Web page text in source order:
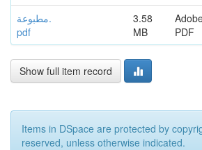
مطبوعة.
pdf
3.58
MB
PDF
Show full item record
Items in DSpace are protected by
reserved, unless otherwise indicated.